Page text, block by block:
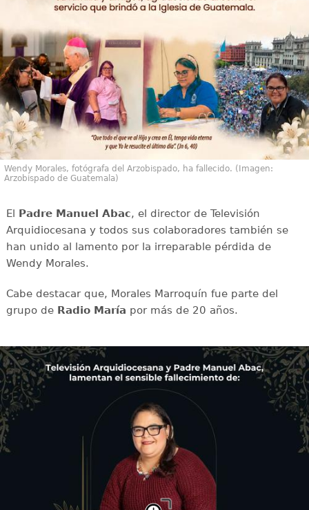
Wendy Morales, fotógrafa del Arzobispado, ha fallecido. (Imagen:
Arzobispado de Guatemala)
El Padre Manuel Abac, el director de Televisión
Arquidiocesana y todos sus colaboradores también se
han unido al lamento por la irreparable pérdida de
Wendy Morales.
Cabe destacar que, Morales Marroquín fue parte del
grupo de Radio María por más de 20 años.